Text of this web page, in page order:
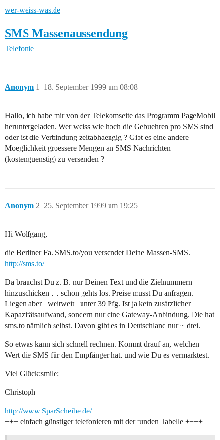
wer-weiss-was.de
SMS Massenaussendung
Telefonie
Anonym 18. September 1999 um 08:08
1
Hallo, ich habe mir von der Telekomseite das Programm PageMobil
heruntergeladen. Wer weiss wie hoch die Gebuehren pro SMS sind
oder ist die Verbindung zeitabhaengig ? Gibt es eine andere
Moeglichkeit groessere Mengen an SMS Nachrichten
(kostenguenstig) zu versenden ?
Anonym 25. September 1999 um 19:25
2
Hi Wolfgang,
die Berliner Fa. SMS.to/you versendet Deine Massen-SMS.
http://sms.to/
Da brauchst Du z. B. nur Deinen Text und die Zielnummern
hinzuschicken … schon gehts los. Preise musst Du anfragen.
Liegen aber _weitweit_ unter 39 Pfg. Ist ja kein zusätzlicher
Kapazitätsaufwand, sondern nur eine Gateway-Anbindung. Die hat
sms.to nämlich selbst. Davon gibt es in Deutschland nur ~ drei.
So etwas kann sich schnell rechnen. Kommt drauf an, welchen
Wert die SMS für den Empfänger hat, und wie Du es vermarktest.
Viel Glück:smile:
Christoph
http://www.SparScheibe.de/
+++ einfach günstiger telefonieren mit der runden Tabelle ++++